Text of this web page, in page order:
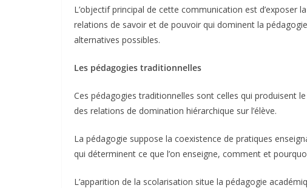
L’objectif principal de cette communication est d’exposer
relations de savoir et de pouvoir qui dominent la
alternatives possibles.
Les pédagogies traditionnelles
Ces pédagogies traditionnelles sont celles qui produisent
des relations de domination hiérarchique sur l’élève.
La pédagogie suppose la coexistence de pratiques
qui déterminent ce que l’on enseigne, comment et
L’apparition de la scolarisation situe la pédagogie